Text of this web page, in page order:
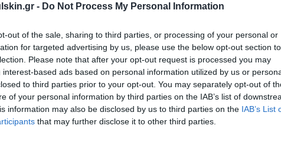
- Do Not Process My Personal Information
out of the sale, sharing to third parties, or processing of your personal or
for targeted advertising by us, please use the below opt-out section to
Please note that after your opt-out request is processed you may
interest-based ads based on personal information utilized by us or
to third parties prior to your opt-out. You may separately opt-out of
of your personal information by third parties on the IAB’s list of
information may also be disclosed by us to third parties on the IAB’s List
that may further disclose it to other third parties.